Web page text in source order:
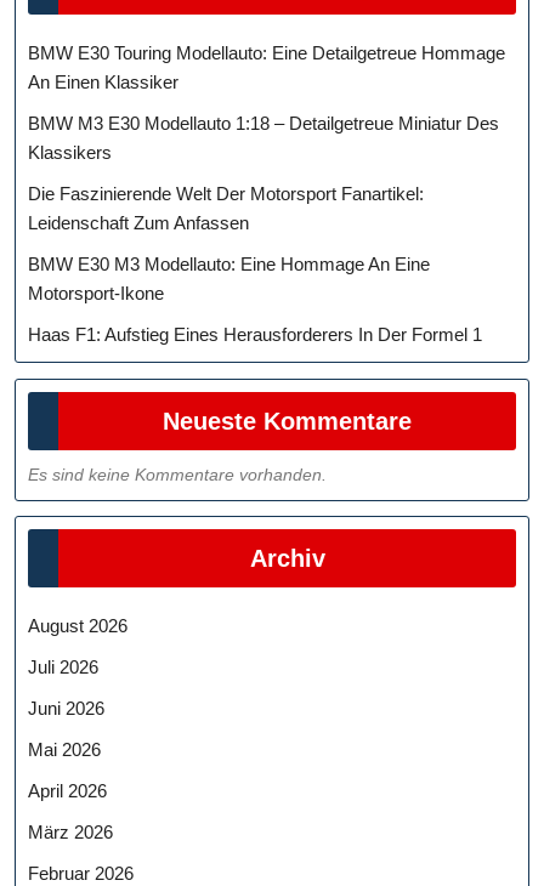
BMW E30 Touring Modellauto: Eine Detailgetreue Hommage
An Einen Klassiker
BMW M3 E30 Modellauto 1:18 – Detailgetreue Miniatur Des
Klassikers
Die Faszinierende Welt Der Motorsport Fanartikel:
Leidenschaft Zum Anfassen
BMW E30 M3 Modellauto: Eine Hommage An Eine
Motorsport-Ikone
Haas F1: Aufstieg Eines Herausforderers In Der Formel 1
Neueste Kommentare
Es sind keine Kommentare vorhanden.
Archiv
August 2026
Juli 2026
Juni 2026
Mai 2026
April 2026
März 2026
Februar 2026